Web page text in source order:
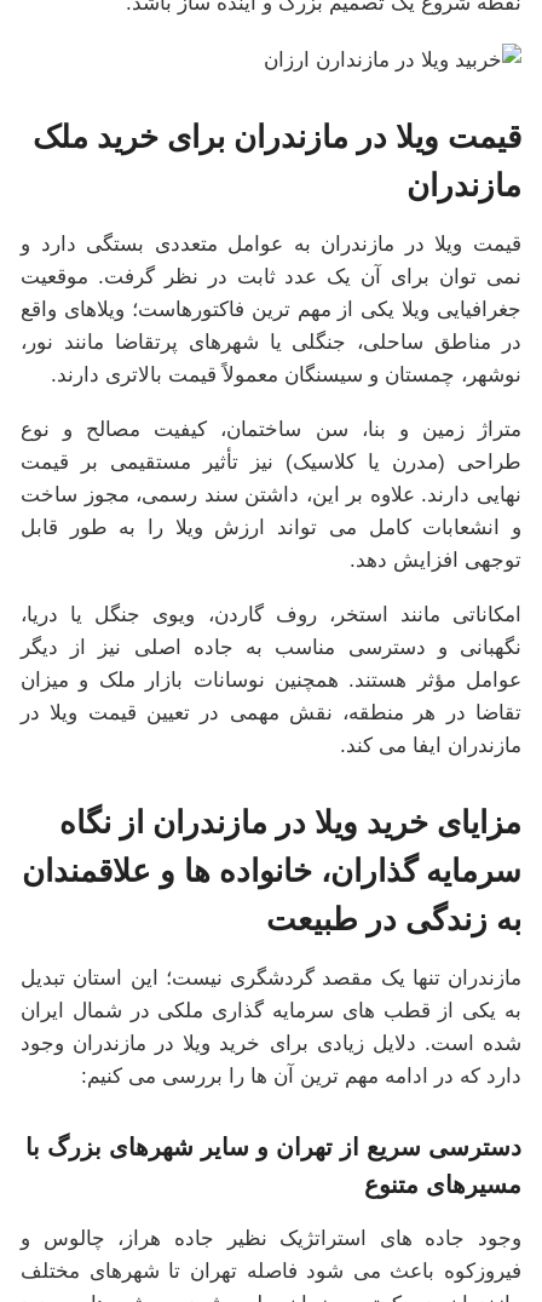
قیمت ویلا در مازندران برای خرید ملک
مازندران
قیمت ویلا در مازندران به عوامل متعددی بستگی دارد و
نمی توان برای آن یک عدد ثابت در نظر گرفت. موقعیت
جغرافیایی ویلا یکی از مهم ترین فاکتورهاست؛ ویلاهای واقع
در مناطق ساحلی، جنگلی یا شهرهای پرتقاضا مانند نور،
نوشهر، چمستان و سیسنگان معمولاً قیمت بالاتری دارند.
متراژ زمین و بنا، سن ساختمان، کیفیت مصالح و نوع
طراحی (مدرن یا کلاسیک) نیز تأثیر مستقیمی بر قیمت
نهایی دارند. علاوه بر این، داشتن سند رسمی، مجوز ساخت
و انشعابات کامل می تواند ارزش ویلا را به طور قابل
توجهی افزایش دهد.
امکاناتی مانند استخر، روف گاردن، ویوی جنگل یا دریا،
نگهبانی و دسترسی مناسب به جاده اصلی نیز از دیگر
عوامل مؤثر هستند. همچنین نوسانات بازار ملک و میزان
تقاضا در هر منطقه، نقش مهمی در تعیین قیمت ویلا در
مازندران ایفا می کند.
مزایای خرید ویلا در مازندران از نگاه
سرمایه گذاران، خانواده ها و علاقمندان
به زندگی در طبیعت
مازندران تنها یک مقصد گردشگری نیست؛ این استان تبدیل
به یکی از قطب های سرمایه گذاری ملکی در شمال ایران
شده است. دلایل زیادی برای خرید ویلا در مازندران وجود
دارد که در ادامه مهم ترین آن ها را بررسی می کنیم:
دسترسی سریع از تهران و سایر شهرهای بزرگ با
مسیرهای متنوع
وجود جاده های استراتژیک نظیر جاده هراز، چالوس و
فیروزکوه باعث می شود فاصله تهران تا شهرهای مختلف